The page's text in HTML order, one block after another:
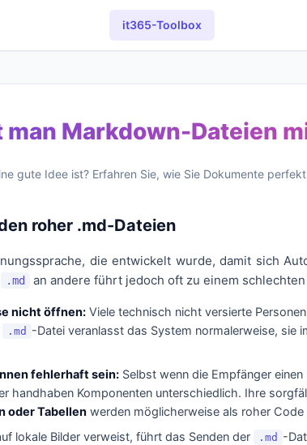
it365-Toolbox
Markdown-Dateien
gute Idee ist? Erfahren Sie, wie Sie Dokumente
roher .md-Dateien
die entwickelt wurde, damit sich
.md an andere führt jedoch oft zu einem
nicht öffnen: Viele technisch nicht versierte
.md -Datei veranlasst das System normalerweise,
fehlerhaft sein: Selbst wenn die Empfänger
handhaben Komponenten unterschiedlich. Ihre
oder Tabellen werden möglicherweise als roher
lokale Bilder verweist, führt das Senden der .md -